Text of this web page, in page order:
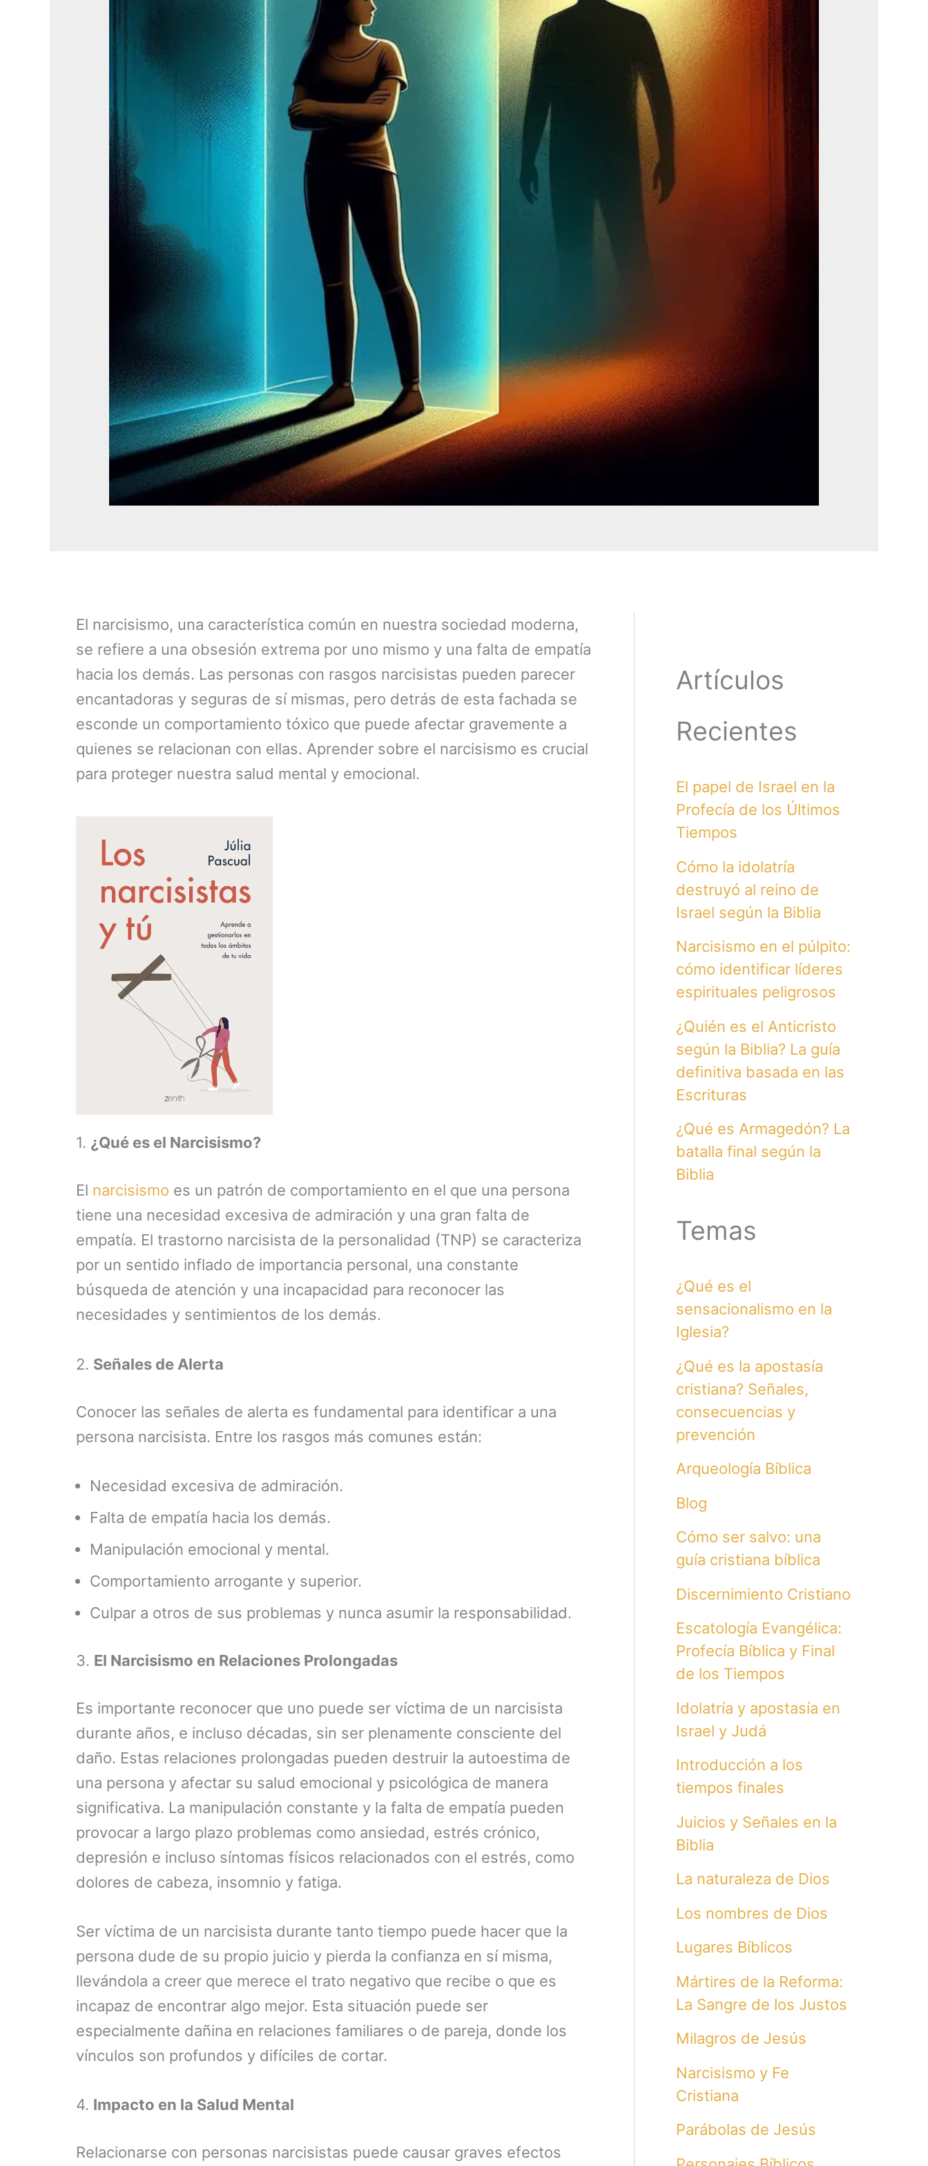
El narcisismo, una característica común en nuestra sociedad moderna,
se refiere a una obsesión extrema por uno mismo y una falta de empatía
hacia los demás. Las personas con rasgos narcisistas pueden parecer
encantadoras y seguras de sí mismas, pero detrás de esta fachada se
esconde un comportamiento tóxico que puede afectar gravemente a
quienes se relacionan con ellas. Aprender sobre el narcisismo es crucial
para proteger nuestra salud mental y emocional.
1. ¿Qué es el Narcisismo?
El narcisismo es un patrón de comportamiento en el que una persona
tiene una necesidad excesiva de admiración y una gran falta de
empatía. El trastorno narcisista de la personalidad (TNP) se caracteriza
por un sentido inflado de importancia personal, una constante
búsqueda de atención y una incapacidad para reconocer las
necesidades y sentimientos de los demás.
2. Señales de Alerta
Conocer las señales de alerta es fundamental para identificar a una
persona narcisista. Entre los rasgos más comunes están:
Necesidad excesiva de admiración.
Falta de empatía hacia los demás.
Manipulación emocional y mental.
Comportamiento arrogante y superior.
Culpar a otros de sus problemas y nunca asumir la responsabilidad.
3. El Narcisismo en Relaciones Prolongadas
Es importante reconocer que uno puede ser víctima de un narcisista
durante años, e incluso décadas, sin ser plenamente consciente del
daño. Estas relaciones prolongadas pueden destruir la autoestima de
una persona y afectar su salud emocional y psicológica de manera
significativa. La manipulación constante y la falta de empatía pueden
provocar a largo plazo problemas como ansiedad, estrés crónico,
depresión e incluso síntomas físicos relacionados con el estrés, como
dolores de cabeza, insomnio y fatiga.
Ser víctima de un narcisista durante tanto tiempo puede hacer que la
persona dude de su propio juicio y pierda la confianza en sí misma,
llevándola a creer que merece el trato negativo que recibe o que es
incapaz de encontrar algo mejor. Esta situación puede ser
especialmente dañina en relaciones familiares o de pareja, donde los
vínculos son profundos y difíciles de cortar.
4. Impacto en la Salud Mental
Relacionarse con personas narcisistas puede causar graves efectos
Artículos
Recientes
El papel de Israel en la
Profecía de los Últimos
Tiempos
Cómo la idolatría
destruyó al reino de
Israel según la Biblia
Narcisismo en el púlpito:
cómo identificar líderes
espirituales peligrosos
¿Quién es el Anticristo
según la Biblia? La guía
definitiva basada en las
Escrituras
¿Qué es Armagedón? La
batalla final según la
Biblia
Temas
¿Qué es el
sensacionalismo en la
Iglesia?
¿Qué es la apostasía
cristiana? Señales,
consecuencias y
prevención
Arqueología Bíblica
Blog
Cómo ser salvo: una
guía cristiana bíblica
Discernimiento Cristiano
Escatología Evangélica:
Profecía Bíblica y Final
de los Tiempos
Idolatría y apostasía en
Israel y Judá
Introducción a los
tiempos finales
Juicios y Señales en la
Biblia
La naturaleza de Dios
Los nombres de Dios
Lugares Bíblicos
Mártires de la Reforma:
La Sangre de los Justos
Milagros de Jesús
Narcisismo y Fe
Cristiana
Parábolas de Jesús